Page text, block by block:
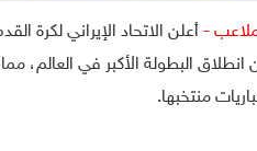
- أعلن الاتحاد الإيراني لكرة
انطلاق البطولة الأكبر في العالم،
منتخبها.